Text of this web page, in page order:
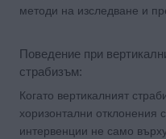
методи на изследване и
Поведение при
страбизъм:
Когато вертикалният
хоризонтални отклонения
интервенции не само